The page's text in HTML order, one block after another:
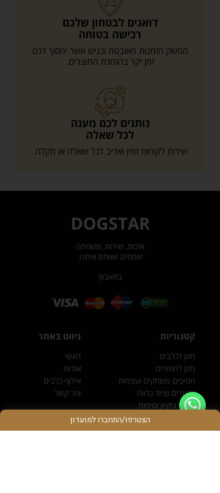
דואגים לבטחון שלכם
רכישה בטוחה
ממשק הזמנות מאובטח ונגיש אשר יחסוך לכם
זמן יקר בהזמנת המוצרים.
נותנים לכם מענה
לכל שאלה
שירות לקוחות זמין ואדיב לכל שאלה או תקלה.
DOGSTAR
איכות, שירות, משפחה
שמחים שאתם איתנו.
בתאבון!
קטגוריות
מזון לכלבים
מזון לחתולים
חטיפים משחקים ועצמות
אביזרים וציוד נלווה
מוצרי ניקיון וטיפוח
ניווט באתר
ראשי
אודות
אילוף כלבים
צור קשר
הצטרפו/התחברו למועדון